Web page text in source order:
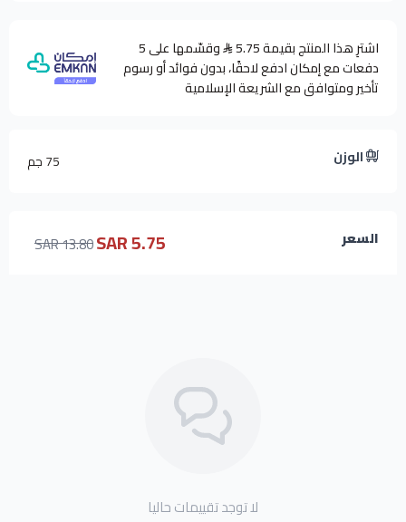
اشترِ هذا المنتج بقيمة 5.75
وقسّمها على 5
دفعات مع إمكان ادفع لاحقًا، بدون فوائد أو رسوم
تأخير ومتوافق مع الشريعة الإسلامية
الوزن 75 جم
السعر 5.75 SAR
13.80 SAR
لا توجد تقييمات حاليا